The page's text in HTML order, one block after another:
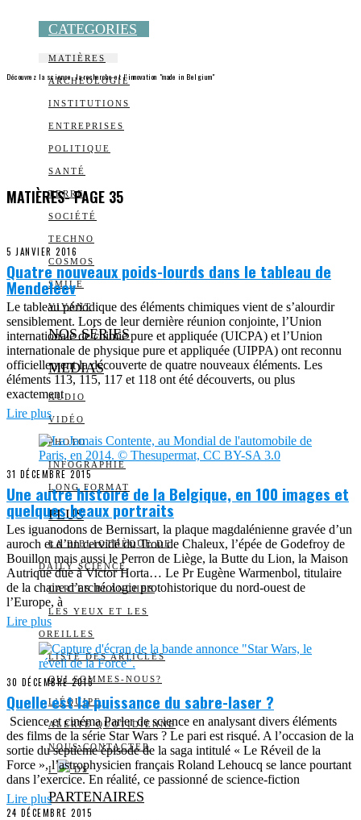
CATEGORIES
MATIÈRES
ARCHEOLOGIE
INSTITUTIONS
ENTREPRISES
POLITIQUE
SANTÉ
TERRE
SOCIÉTÉ
TECHNO
COSMOS
SMILE
VIVANT
NOS SÉRIES
MEDIAS
AUDIO
VIDÉO
PHOTO
INFOGRAPHIE
LONG FORMAT
PLUS
LA BIBLIOTHÈQUE DE
DAILY SCIENCE
CARTES BLANCHES
LES YEUX ET LES
OREILLES
LISTE DES ARTICLES
QUI SOMMES-NOUS?
L’ÉQUIPE
ALERTE QUOTIDIENNE
NOUS CONTACTER
I DS
PARTENAIRES
Découvrez la science, la recherche et l’innovation "made in Belgium"
MATIÈRES- PAGE 35
5 JANVIER 2016
Quatre nouveaux poids-lourds dans le tableau de
Mendeleev
Le tableau périodique des éléments chimiques vient de s’alourdir
sensiblement. Lors de leur dernière réunion conjointe, l’Union
internationale de chimie pure et appliquée (UICPA) et l’Union
internationale de physique pure et appliquée (UIPPA) ont reconnu
officiellement la découverte de quatre nouveaux éléments. Les
éléments 113, 115, 117 et 118 ont été découverts, ou plus
exactement
Lire plus
31 DÉCEMBRE 2015
Une autre histoire de la Belgique, en 100 images et
quelques beaux portraits
Les iguanodons de Bernissart, la plaque magdalénienne gravée d’un
auroch et d’un cervidé du Trou de Chaleux, l’épée de Godefroy de
Bouillon mais aussi le Perron de Liège, la Butte du Lion, la Maison
Autrique due à Victor Horta… Le Pr Eugène Warmenbol, titulaire
de la chaire d’archéologie protohistorique du nord-ouest de
l’Europe, à
Lire plus
30 DÉCEMBRE 2015
Quelle est la puissance du sabre-laser ?
Science et cinéma Parler de science en analysant divers éléments
des films de la série Star Wars ? Le pari est risqué. A l’occasion de la
sortie du septième épisode de la saga intitulé « Le Réveil de la
Force », l’astrophysicien français Roland Lehoucq se lance pourtant
dans l’exercice. En réalité, ce passionné de science-fiction
Lire plus
24 DÉCEMBRE 2015